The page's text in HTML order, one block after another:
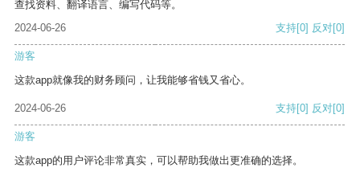
查找资料、翻译语言、编写代码等。
2024-06-26
支持[0] 反对[0]
游客
这款app就像我的财务顾问，让我能够省钱又省心。
2024-06-26 支持[0] 反对[0]
游客
这款app的用户评论非常真实，可以帮助我做出更准确的选择。